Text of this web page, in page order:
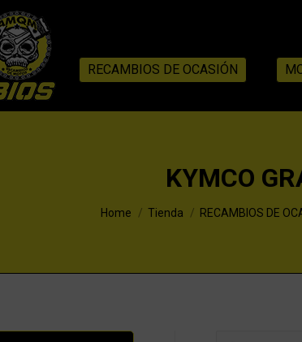
RECAMBIOS DE OCASIÓN
KYMCO
You are here:
Home Tienda RECAMBIOS DE